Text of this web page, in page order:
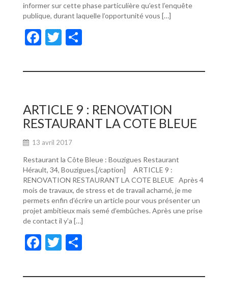
informer sur cette phase particulière qu’est l’enquête
publique, durant laquelle l’opportunité vous […]
F
e
o
o
k
T
itt ta
er
ARTICLE 9 : RENOVATION
RESTAURANT LA COTE BLEUE
13 avril 2017
Restaurant la Côte Bleue : Bouzigues Restaurant
Hérault, 34, Bouzigues.[/caption] ARTICLE 9 :
RENOVATION RESTAURANT LA COTE BLEUE Après 4
mois de travaux, de stress et de travail acharné, je me
permets enfin d’écrire un article pour vous présenter un
projet ambitieux mais semé d’embûches. Après une prise
de contact il y’a […]
F
e
T
itt ta